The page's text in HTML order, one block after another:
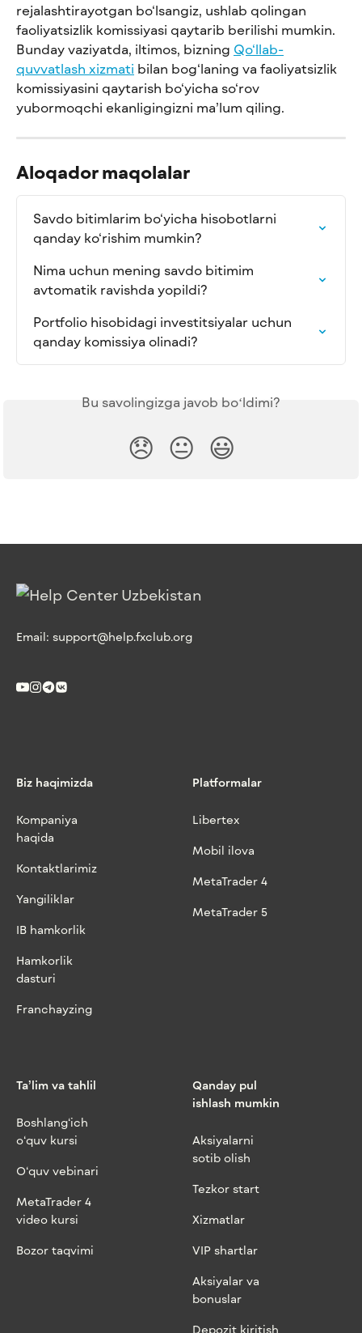
rejalashtirayotgan bo‘lsangiz, ushlab qolingan
faoliyatsizlik komissiyasi qaytarib berilishi mumkin.
Bunday vaziyatda, iltimos, bizning Qo‘llab-
quvvatlash xizmati bilan bog‘laning va faoliyatsizlik
komissiyasini qaytarish bo‘yicha so‘rov
yubormoqchi ekanligingizni ma’lum qiling.
Aloqador maqolalar
Savdo bitimlarim bo‘yicha hisobotlarni
qanday ko‘rishim mumkin?
Nima uchun mening savdo bitimim
avtomatik ravishda yopildi?
Portfolio hisobidagi investitsiyalar uchun
qanday komissiya olinadi?
Bu savolingizga javob boʻldimi?
😞 😐 😃
Email: support@help.fxclub.org
Biz haqimizda
Kompaniya
haqida
Kontaktlarimiz
Yangiliklar
IB hamkorlik
Hamkorlik
dasturi
Franchayzing
Platformalar
Libertex
Mobil ilova
MetaTrader 4
MetaTrader 5
Ta’lim va tahlil
Boshlang‘ich
o‘quv kursi
O‘quv vebinari
MetaTrader 4
video kursi
Bozor taqvimi
Qanday pul
ishlash mumkin
Aksiyalarni
sotib olish
Tezkor start
Xizmatlar
VIP shartlar
Aksiyalar va
bonuslar
Depozit kiritish